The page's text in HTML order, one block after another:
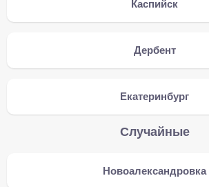
Каспийск
Дербент
Екатеринбург
Случайные
Новоалександровка